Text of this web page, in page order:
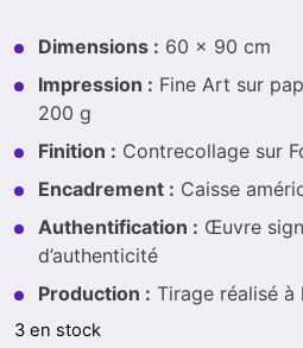
Dimensions : 60 × 90 cm
Impression : Fine Art sur
200 g
Finition : Contrecollage sur
Encadrement : Caisse
Authentification : Œuvre
d’authenticité
Production : Tirage réalisé à
3 en stock